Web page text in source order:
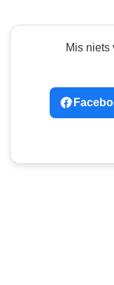
Mis niets